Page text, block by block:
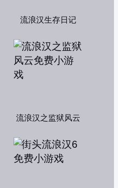
流浪汉生存日记
流浪汉之监狱风云